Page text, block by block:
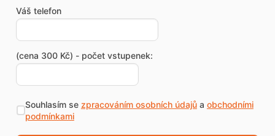
Váš telefon
(cena 300 Kč) - počet vstupenek:
Souhlasím se zpracováním osobních údajůa obchodními
podmínkami